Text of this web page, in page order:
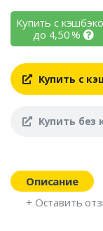
Купить с
до 4,50%
Купить с
Купить без
Описание
+ Оставить